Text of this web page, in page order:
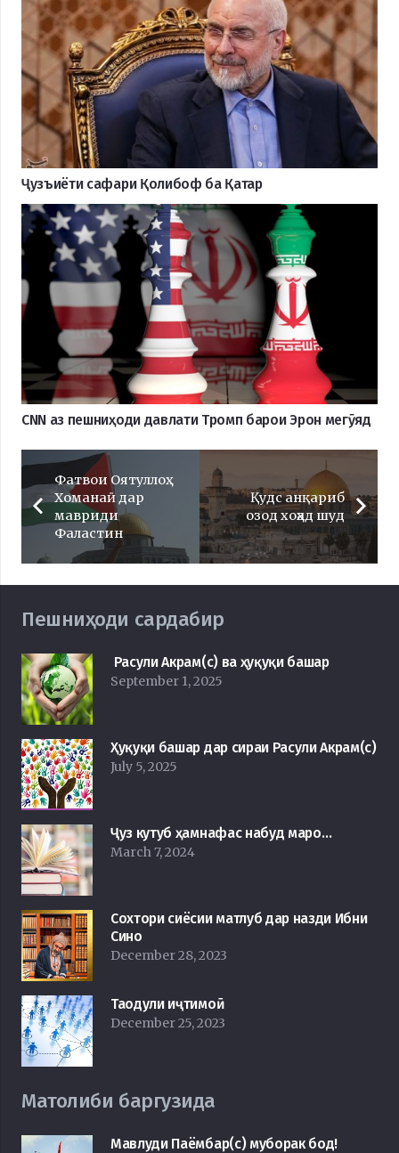
Ҷузъиёти сафари Қолибоф ба Қатар
CNN аз пешниҳоди давлати Тромп барои Эрон мегӯяд
Фатвои Оятуллоҳ
Хоманаӣ дар
мавриди
Фаластин
Қудс анқариб
озод хоҳад шуд
Пешниҳоди сардабир
Расули Акрам(с) ва ҳуқуқи башар
September 1, 2025
Ҳуқуқи башар дар сираи Расули Акрам(с)
July 5, 2025
Ҷуз кутуб ҳамнафас набуд маро…
March 7, 2024
Сохтори сиёсии матлуб дар назди Ибни
Сино
December 28, 2023
Таодули иҷтимоӣ
December 25, 2023
Матолиби баргузида
Мавлуди Паёмбар(с) муборак бод!